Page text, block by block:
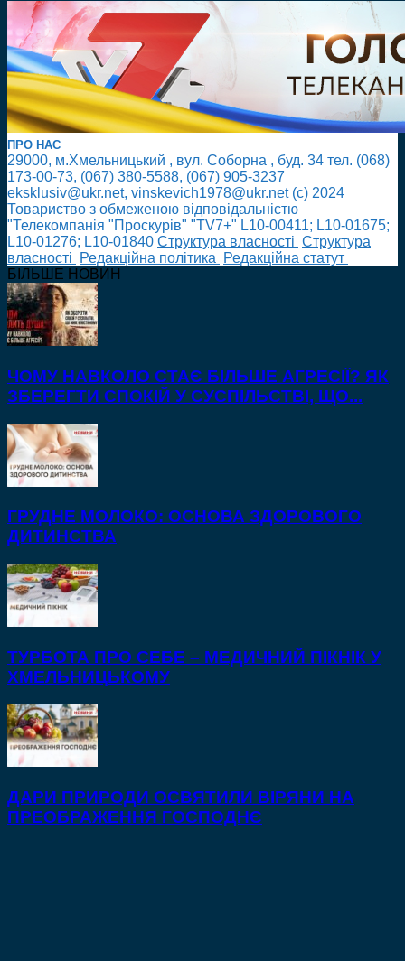
ПРО НАС
29000, м.Хмельницький , вул. Соборна , буд. 34 тел. (068)
173-00-73, (067) 380-5588, (067) 905-3237
eksklusiv@ukr.net, vinskevich1978@ukr.net (с) 2024
Товариство з обмеженою відповідальністю
"Телекомпанія "Проскурів" "TV7+" L10-00411; L10-01675;
L10-01276; L10-01840 Cтруктура власності Cтруктура
власності
Редакційна політика
Редакційна статут
БІЛЬШЕ НОВИН
ЧОМУ НАВКОЛО СТАЄ БІЛЬШЕ АГРЕСІЇ? ЯК
ЗБЕРЕГТИ СПОКІЙ У СУСПІЛЬСТВІ, ЩО...
ГРУДНЕ МОЛОКО: ОСНОВА ЗДОРОВОГО
ДИТИНСТВА
ТУРБОТА ПРО СЕБЕ – МЕДИЧНИЙ ПІКНІК У
ХМЕЛЬНИЦЬКОМУ
ДАРИ ПРИРОДИ ОСВЯТИЛИ ВІРЯНИ НА
ПРЕОБРАЖЕННЯ ГОСПОДНЄ